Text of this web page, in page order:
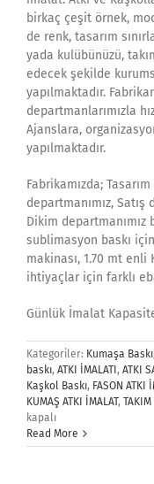
birkaç çeşit örnek,
de renk, tasarım
yada kulübünüzü,
edecek şekilde
yapılmaktadır.
departmanlarımızla
Ajanslara,
yapılmaktadır.
Fabrikamızda;
departmanımız, Satış
Dikim departmanımız
sublimasyon baskı
makinası, 1.70 mt enli
ihtiyaçlar için farklı
Günlük İmalat
Kategoriler: Kumaşa Baskı,
baskı, ATKI İMALATI , ATKI
Kaşkol Baskı, FASON ATKI
KUMAŞ ATKI İMALAT, TAKIM
kapalı
Read More